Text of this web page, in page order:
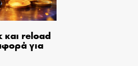
και reload
για